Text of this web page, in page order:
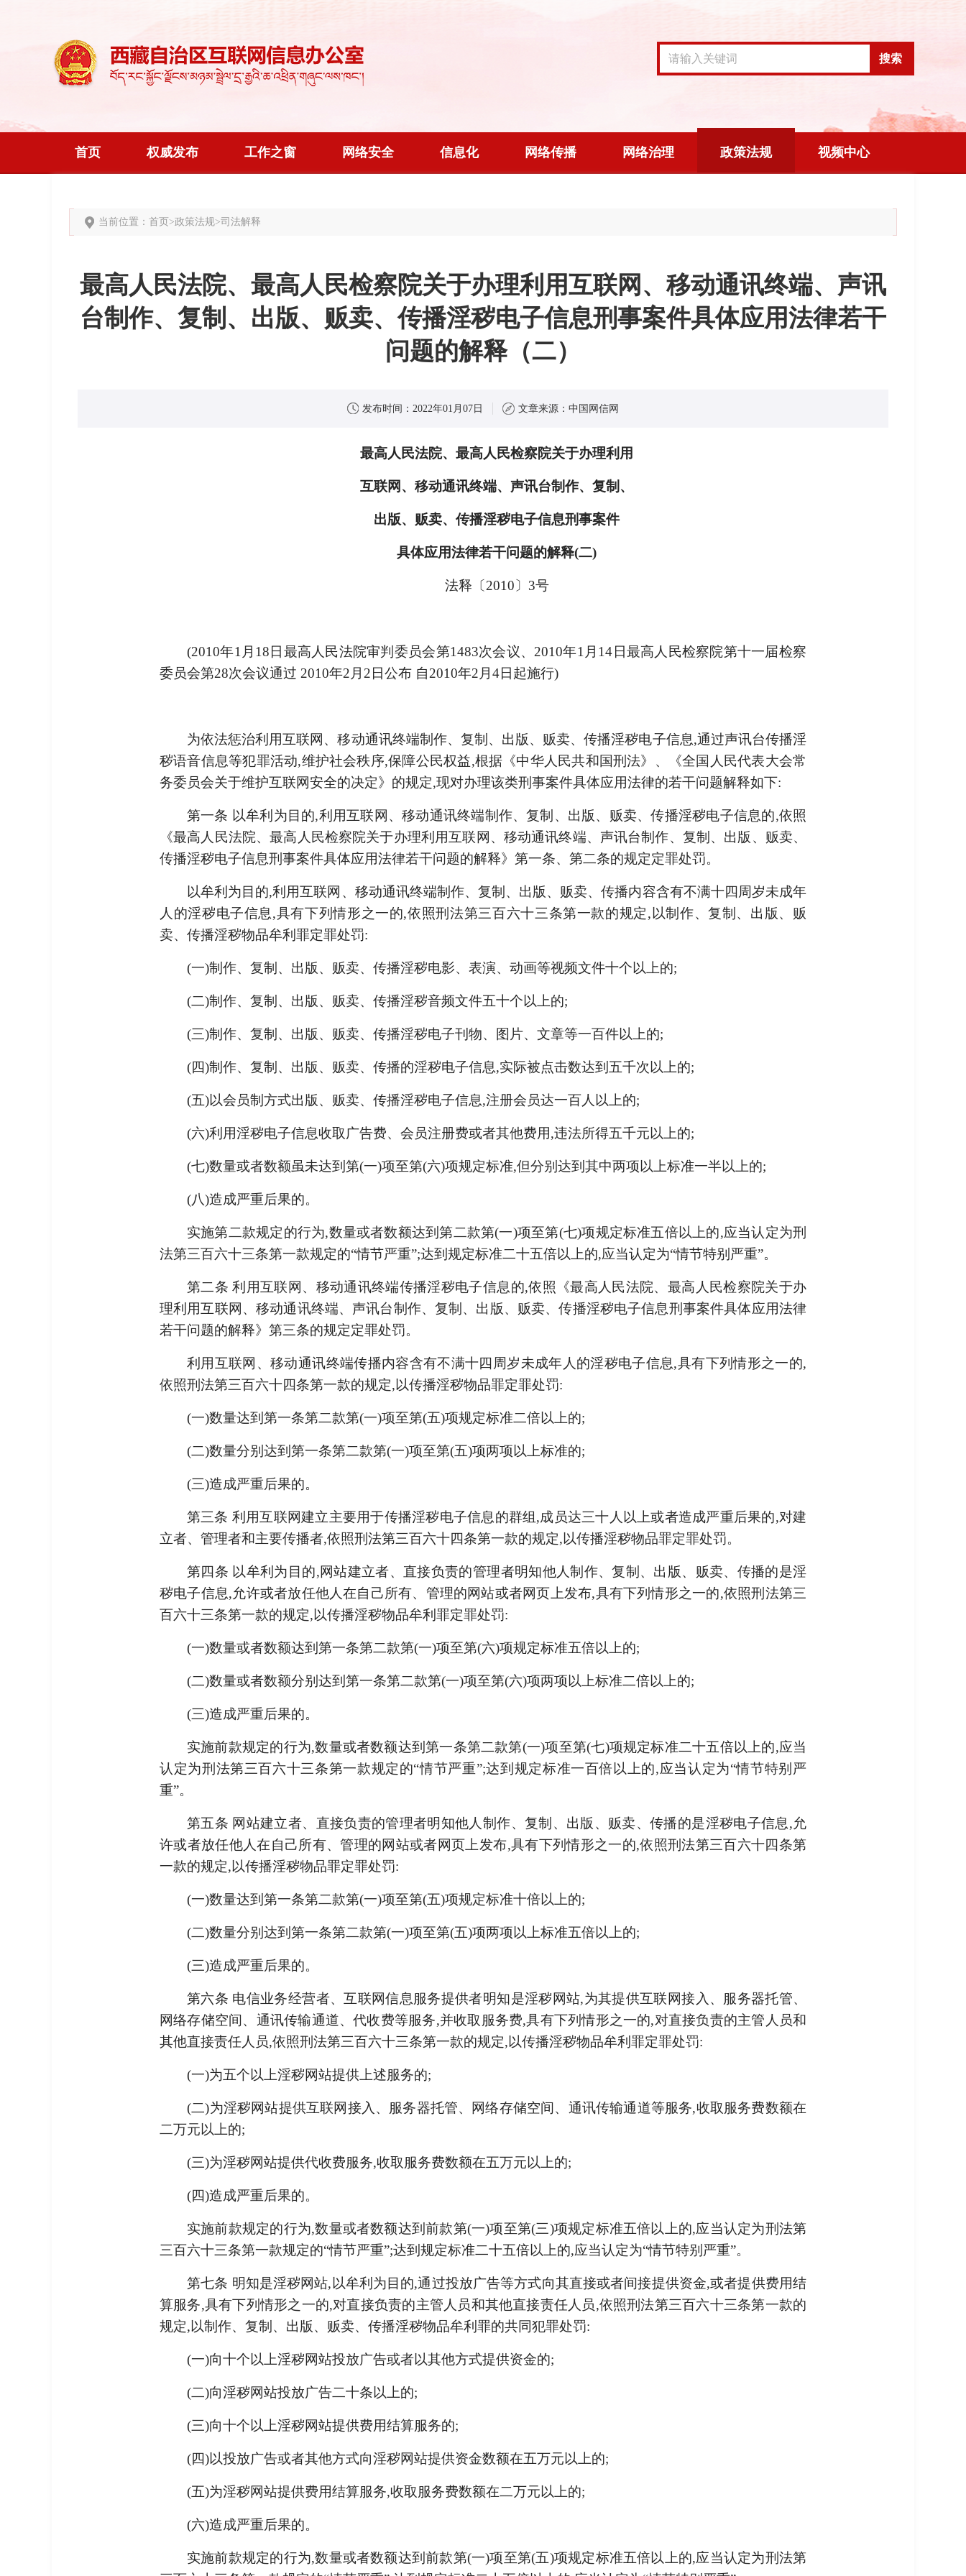
搜索
首页 权威发布 工作之窗 网络安全 信息化 网络传播 网络治理 政策法规 视频中心
当前位置： 首页 >政策法规>司法解释
最高人民法院、最高人民检察院关于办理利用互联网、移动通讯终端、声讯
台制作、复制、出版、贩卖、传播淫秽电子信息刑事案件具体应用法律若干
问题的解释（二）
发布时间： 2022年01月07日 文章来源： 中国网信网
最高人民法院、最高人民检察院关于办理利用
互联网、移动通讯终端、声讯台制作、复制、
出版、贩卖、传播淫秽电子信息刑事案件
具体应用法律若干问题的解释(二)
法释〔2010〕3号
(2010年1月18日最高人民法院审判委员会第1483次会议、2010年1月14日最高人民检察院第十一届检察
委员会第28次会议通过 2010年2月2日公布 自2010年2月4日起施行)
为依法惩治利用互联网、移动通讯终端制作、复制、出版、贩卖、传播淫秽电子信息,通过声讯台传播淫
秽语音信息等犯罪活动,维护社会秩序,保障公民权益,根据《中华人民共和国刑法》、《全国人民代表大会常
务委员会关于维护互联网安全的决定》的规定,现对办理该类刑事案件具体应用法律的若干问题解释如下:
第一条 以牟利为目的,利用互联网、移动通讯终端制作、复制、出版、贩卖、传播淫秽电子信息的,依照
《最高人民法院、最高人民检察院关于办理利用互联网、移动通讯终端、声讯台制作、复制、出版、贩卖、
传播淫秽电子信息刑事案件具体应用法律若干问题的解释》第一条、第二条的规定定罪处罚。
以牟利为目的,利用互联网、移动通讯终端制作、复制、出版、贩卖、传播内容含有不满十四周岁未成年
人的淫秽电子信息,具有下列情形之一的,依照刑法第三百六十三条第一款的规定,以制作、复制、出版、贩
卖、传播淫秽物品牟利罪定罪处罚:
(一)制作、复制、出版、贩卖、传播淫秽电影、表演、动画等视频文件十个以上的;
(二)制作、复制、出版、贩卖、传播淫秽音频文件五十个以上的;
(三)制作、复制、出版、贩卖、传播淫秽电子刊物、图片、文章等一百件以上的;
(四)制作、复制、出版、贩卖、传播的淫秽电子信息,实际被点击数达到五千次以上的;
(五)以会员制方式出版、贩卖、传播淫秽电子信息,注册会员达一百人以上的;
(六)利用淫秽电子信息收取广告费、会员注册费或者其他费用,违法所得五千元以上的;
(七)数量或者数额虽未达到第(一)项至第(六)项规定标准,但分别达到其中两项以上标准一半以上的;
(八)造成严重后果的。
实施第二款规定的行为,数量或者数额达到第二款第(一)项至第(七)项规定标准五倍以上的,应当认定为刑
法第三百六十三条第一款规定的“情节严重”;达到规定标准二十五倍以上的,应当认定为“情节特别严重”。
第二条 利用互联网、移动通讯终端传播淫秽电子信息的,依照《最高人民法院、最高人民检察院关于办
理利用互联网、移动通讯终端、声讯台制作、复制、出版、贩卖、传播淫秽电子信息刑事案件具体应用法律
若干问题的解释》第三条的规定定罪处罚。
利用互联网、移动通讯终端传播内容含有不满十四周岁未成年人的淫秽电子信息,具有下列情形之一的,
依照刑法第三百六十四条第一款的规定,以传播淫秽物品罪定罪处罚:
(一)数量达到第一条第二款第(一)项至第(五)项规定标准二倍以上的;
(二)数量分别达到第一条第二款第(一)项至第(五)项两项以上标准的;
(三)造成严重后果的。
第三条 利用互联网建立主要用于传播淫秽电子信息的群组,成员达三十人以上或者造成严重后果的,对建
立者、管理者和主要传播者,依照刑法第三百六十四条第一款的规定,以传播淫秽物品罪定罪处罚。
第四条 以牟利为目的,网站建立者、直接负责的管理者明知他人制作、复制、出版、贩卖、传播的是淫
秽电子信息,允许或者放任他人在自己所有、管理的网站或者网页上发布,具有下列情形之一的,依照刑法第三
百六十三条第一款的规定,以传播淫秽物品牟利罪定罪处罚:
(一)数量或者数额达到第一条第二款第(一)项至第(六)项规定标准五倍以上的;
(二)数量或者数额分别达到第一条第二款第(一)项至第(六)项两项以上标准二倍以上的;
(三)造成严重后果的。
实施前款规定的行为,数量或者数额达到第一条第二款第(一)项至第(七)项规定标准二十五倍以上的,应当
认定为刑法第三百六十三条第一款规定的“情节严重”;达到规定标准一百倍以上的,应当认定为“情节特别严
重”。
第五条 网站建立者、直接负责的管理者明知他人制作、复制、出版、贩卖、传播的是淫秽电子信息,允
许或者放任他人在自己所有、管理的网站或者网页上发布,具有下列情形之一的,依照刑法第三百六十四条第
一款的规定,以传播淫秽物品罪定罪处罚:
(一)数量达到第一条第二款第(一)项至第(五)项规定标准十倍以上的;
(二)数量分别达到第一条第二款第(一)项至第(五)项两项以上标准五倍以上的;
(三)造成严重后果的。
第六条 电信业务经营者、互联网信息服务提供者明知是淫秽网站,为其提供互联网接入、服务器托管、
网络存储空间、通讯传输通道、代收费等服务,并收取服务费,具有下列情形之一的,对直接负责的主管人员和
其他直接责任人员,依照刑法第三百六十三条第一款的规定,以传播淫秽物品牟利罪定罪处罚:
(一)为五个以上淫秽网站提供上述服务的;
(二)为淫秽网站提供互联网接入、服务器托管、网络存储空间、通讯传输通道等服务,收取服务费数额在
二万元以上的;
(三)为淫秽网站提供代收费服务,收取服务费数额在五万元以上的;
(四)造成严重后果的。
实施前款规定的行为,数量或者数额达到前款第(一)项至第(三)项规定标准五倍以上的,应当认定为刑法第
三百六十三条第一款规定的“情节严重”;达到规定标准二十五倍以上的,应当认定为“情节特别严重”。
第七条 明知是淫秽网站,以牟利为目的,通过投放广告等方式向其直接或者间接提供资金,或者提供费用结
算服务,具有下列情形之一的,对直接负责的主管人员和其他直接责任人员,依照刑法第三百六十三条第一款的
规定,以制作、复制、出版、贩卖、传播淫秽物品牟利罪的共同犯罪处罚:
(一)向十个以上淫秽网站投放广告或者以其他方式提供资金的;
(二)向淫秽网站投放广告二十条以上的;
(三)向十个以上淫秽网站提供费用结算服务的;
(四)以投放广告或者其他方式向淫秽网站提供资金数额在五万元以上的;
(五)为淫秽网站提供费用结算服务,收取服务费数额在二万元以上的;
(六)造成严重后果的。
实施前款规定的行为,数量或者数额达到前款第(一)项至第(五)项规定标准五倍以上的,应当认定为刑法第